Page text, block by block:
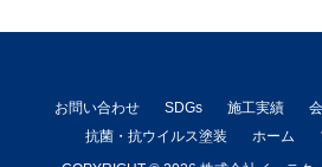
お問い合わせ SDGs 施工実績
抗菌・抗ウイルス塗装
ホーム